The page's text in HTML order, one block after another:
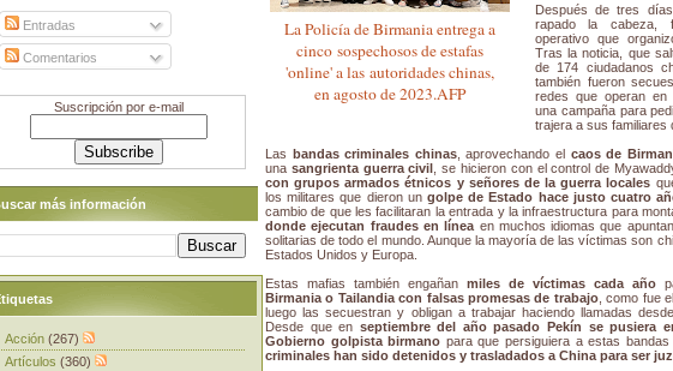
La Policía de Birmania entrega a
cinco sospechosos de estafas
'online' a las autoridades chinas,
en agosto de 2023.AFP
Después de tres
rapado la cabeza,
operativo que
Tras la noticia, que
de 174 ciudadanos
también fueron
redes que operan en
una campaña para
trajera a sus familiares
Las bandas criminales chinas, aprovechando el caos de
una sangrienta guerra civil , se hicieron con el control de
con grupos armados étnicos y señores de la guerra locales
los militares que dieron un golpe de Estado hace justo cuatro
cambio de que les facilitaran la entrada y la infraestructura para
donde ejecutan fraudes en línea en muchos idiomas que
solitarias de todo el mundo. Aunque la mayoría de las víctimas son
Estados Unidos y Europa.
Estas mafias también engañan miles de víctimas cada año
Birmania o Tailandia con falsas promesas de trabajo, como fue
luego las secuestran y obligan a trabajar haciendo llamadas
Desde que en septiembre del año pasado Pekín se pusiera
Gobierno golpista birmano para que persiguiera a estas bandas
criminales han sido detenidos y trasladados a China para ser
Entradas
Comentarios
Suscripción por e-mail
más información
Acción (267)
Artículos (360)